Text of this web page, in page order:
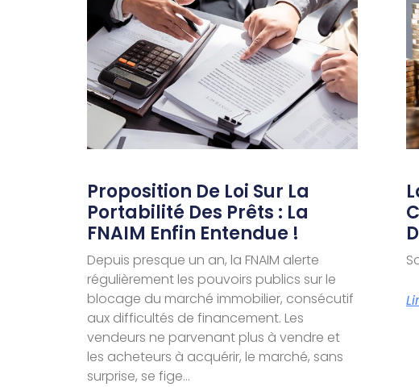
Proposition De Loi Sur La
Portabilité Des Prêts : La
FNAIM Enfin Entendue !
Depuis presque un an, la FNAIM alerte
régulièrement les pouvoirs publics sur le
blocage du marché immobilier, consécutif
aux difficultés de financement. Les
vendeurs ne parvenant plus à vendre et
les acheteurs à acquérir, le marché, sans
surprise, se fige…